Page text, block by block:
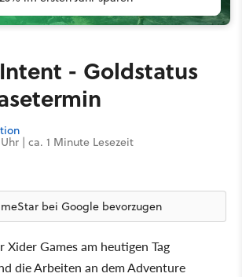
- Goldstatus
Uhr | ca. 1 Minute Lesezeit
bei Google bevorzugen
Games am heutigen Tag
die Arbeiten an dem Adventure